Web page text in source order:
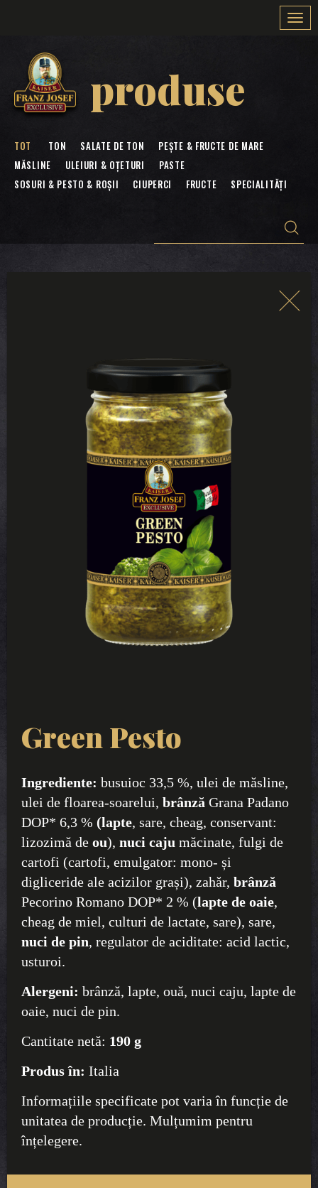
produse
TOT TON SALATE DE TON
PEȘTE & FRUCTE DE MARE
MĂSLINE
ULEIURI & OȚETURI
PASTE
SOSURI & PESTO & ROȘII
CIUPERCI FRUCTE SPECIALITĂȚI
Green Pesto
Ingrediente: busuioc 33,5 %, ulei de măsline,
ulei de floarea-soarelui, brânză Grana Padano
DOP* 6,3 % (lapte, sare, cheag, conservant:
lizozimă de ou), nuci caju măcinate, fulgi de
cartofi (cartofi, emulgator: mono- și
digliceride ale acizilor grași), zahăr, brânză
Pecorino Romano DOP* 2 % (lapte de oaie,
cheag de miel, culturi de lactate, sare), sare,
nuci de pin, regulator de aciditate: acid lactic,
usturoi.
Alergeni: brânză, lapte, ouă, nuci caju, lapte de
oaie, nuci de pin.
Cantitate netă: 190 g
Produs în: Italia
Informațiile specificate pot varia în funcție de
unitatea de producție. Mulțumim pentru
înțelegere.